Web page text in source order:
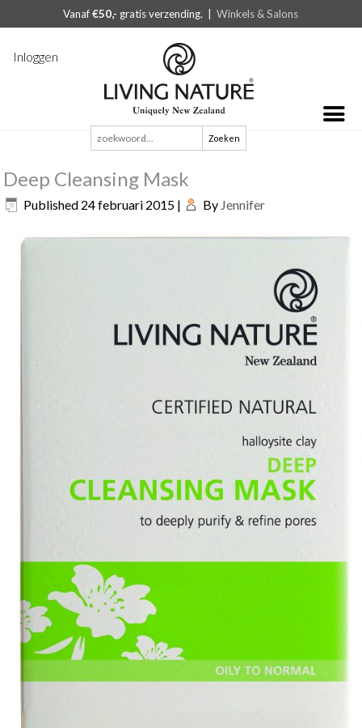
Vanaf€50,- gratis verzending. |Winkels & Salons
Inloggen
Zoeken
naar:
Deep Cleansing Mask
Published 24 februari 2015 | By Jennifer